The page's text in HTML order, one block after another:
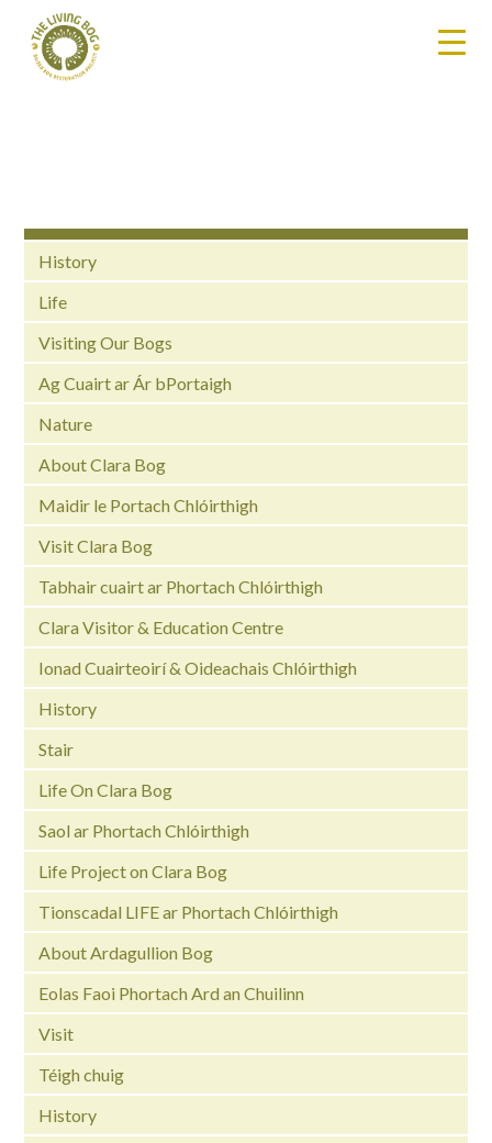
History
Life
Visiting Our Bogs
Ag Cuairt ar Ár bPortaigh
Nature
About Clara Bog
Maidir le Portach Chlóirthigh
Visit Clara Bog
Tabhair cuairt ar Phortach Chlóirthigh
Clara Visitor & Education Centre
Ionad Cuairteoirí & Oideachais Chlóirthigh
History
Stair
Life On Clara Bog
Saol ar Phortach Chlóirthigh
Life Project on Clara Bog
Tionscadal LIFE ar Phortach Chlóirthigh
About Ardagullion Bog
Eolas Faoi Phortach Ard an Chuilinn
Visit
Téigh chuig
History